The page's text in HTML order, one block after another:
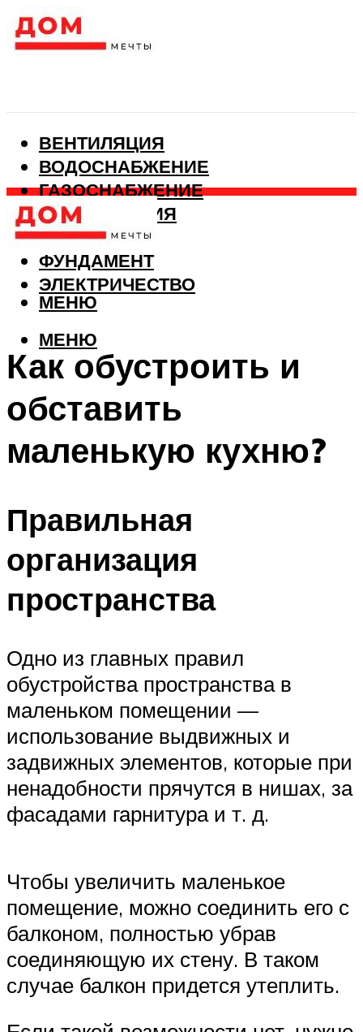
ВЕНТИЛЯЦИЯ
ВОДОСНАБЖЕНИЕ
ГАЗОСНАБЖЕНИЕ
КАНАЛИЗАЦИЯ
ОТОПЛЕНИЕ
ФУНДАМЕНТ
ЭЛЕКТРИЧЕСТВО
МЕНЮ
МЕНЮ
Как обустроить и
обставить
маленькую кухню?
Правильная
организация
пространства
Одно из главных правил
обустройства пространства в
маленьком помещении —
использование выдвижных и
задвижных элементов, которые при
ненадобности прячутся в нишах, за
фасадами гарнитура и т. д.
Чтобы увеличить маленькое
помещение, можно соединить его с
балконом, полностью убрав
соединяющую их стену. В таком
случае балкон придется утеплить.